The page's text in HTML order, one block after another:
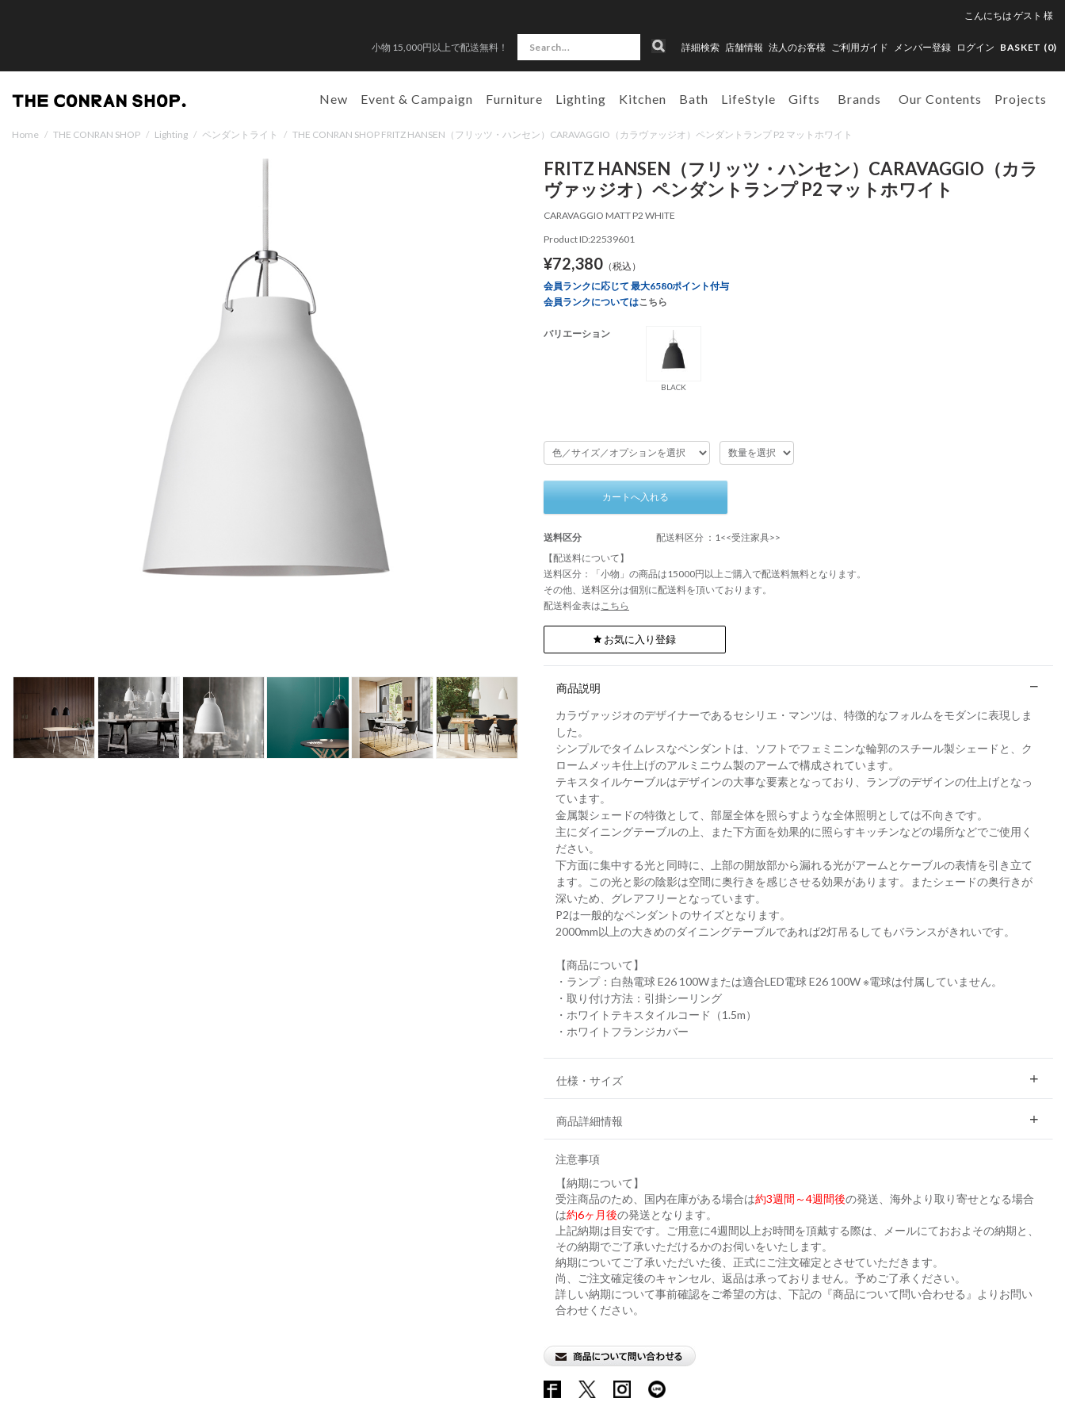
こんにちは ゲスト 様
小物 15,000円以上で配送無料！ 詳細検索 店舗情報 法人のお客様 ご利用ガイド メンバー登録 ログイン BASKET (0)
New Event & Campaign Furniture Lighting Kitchen Bath LifeStyle Gifts Brands Our Contents Projects
Home / THE CONRAN SHOP / Lighting / ペンダントライト / THE CONRAN SHOP FRITZ HANSEN（フリッツ・ハンセン）CARAVAGGIO（カラヴァッジオ）ペンダントランプ P2 マットホワイト
FRITZ HANSEN（フリッツ・ハンセン）CARAVAGGIO（カラ
ヴァッジオ）ペンダントランプ P2 マットホワイト
CARAVAGGIO MATT P2 WHITE
Product ID:22539601
¥72,380（税込）
会員ランクに応じて 最大6580ポイント付与
会員ランクについてはこちら
バリエーション
BLACK
カートへ入れる
送料区分
配送料区分 ：1<<受注家具>>
【配送料について】
送料区分：「小物」の商品は15000円以上ご購入で配送料無料となります。
その他、送料区分は個別に配送料を頂いております。
配送料金表はこちら
お気に入り登録
商品説明
カラヴァッジオのデザイナーであるセシリエ・マンツは、特徴的なフォルムをモダンに表現しま
した。
シンプルでタイムレスなペンダントは、ソフトでフェミニンな輪郭のスチール製シェードと、ク
ロームメッキ仕上げのアルミニウム製のアームで構成されています。
テキスタイルケーブルはデザインの大事な要素となっており、ランプのデザインの仕上げとなっ
ています。
金属製シェードの特徴として、部屋全体を照らすような全体照明としては不向きです。
主にダイニングテーブルの上、また下方面を効果的に照らすキッチンなどの場所などでご使用く
ださい。
下方面に集中する光と同時に、上部の開放部から漏れる光がアームとケーブルの表情を引き立て
ます。この光と影の陰影は空間に奥行きを感じさせる効果があります。またシェードの奥行きが
深いため、グレアフリーとなっています。
P2は一般的なペンダントのサイズとなります。
2000mm以上の大きめのダイニングテーブルであれば2灯吊るしてもバランスがきれいです。
【商品について】
・ランプ：白熱電球 E26 100Wまたは適合LED電球 E26 100W ※電球は付属していません。
・取り付け方法：引掛シーリング
・ホワイトテキスタイルコード（1.5m）
・ホワイトフランジカバー
仕様・サイズ
商品詳細情報
注意事項
【納期について】
受注商品のため、国内在庫がある場合は約3週間～4週間後の発送、海外より取り寄せとなる場合
は約6ヶ月後の発送となります。
上記納期は目安です。ご用意に4週間以上お時間を頂戴する際は、メールにておおよその納期と、
その納期でご了承いただけるかのお伺いをいたします。
納期についてご了承いただいた後、正式にご注文確定とさせていただきます。
尚、ご注文確定後のキャンセル、返品は承っておりません。予めご了承ください。
詳しい納期について事前確認をご希望の方は、下記の『商品について問い合わせる』よりお問い
合わせください。